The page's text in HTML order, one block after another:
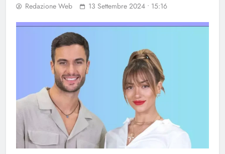
Redazione Web 13 Settembre 2024 • 15:16